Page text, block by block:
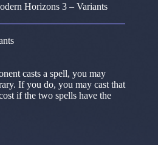
Horizons 3 – Variants
casts a spell, you may
If you do, you may cast that
if the two spells have the